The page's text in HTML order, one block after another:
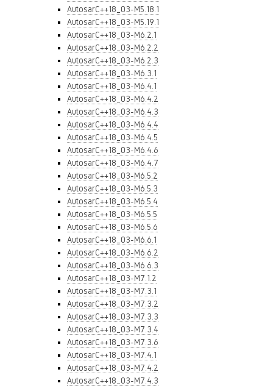
AutosarC++18_03-M5.18.1
AutosarC++18_03-M5.19.1
AutosarC++18_03-M6.2.1
AutosarC++18_03-M6.2.2
AutosarC++18_03-M6.2.3
AutosarC++18_03-M6.3.1
AutosarC++18_03-M6.4.1
AutosarC++18_03-M6.4.2
AutosarC++18_03-M6.4.3
AutosarC++18_03-M6.4.4
AutosarC++18_03-M6.4.5
AutosarC++18_03-M6.4.6
AutosarC++18_03-M6.4.7
AutosarC++18_03-M6.5.2
AutosarC++18_03-M6.5.3
AutosarC++18_03-M6.5.4
AutosarC++18_03-M6.5.5
AutosarC++18_03-M6.5.6
AutosarC++18_03-M6.6.1
AutosarC++18_03-M6.6.2
AutosarC++18_03-M6.6.3
AutosarC++18_03-M7.1.2
AutosarC++18_03-M7.3.1
AutosarC++18_03-M7.3.2
AutosarC++18_03-M7.3.3
AutosarC++18_03-M7.3.4
AutosarC++18_03-M7.3.6
AutosarC++18_03-M7.4.1
AutosarC++18_03-M7.4.2
AutosarC++18_03-M7.4.3